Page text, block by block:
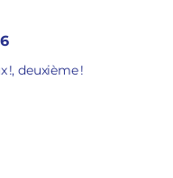
!, deuxième !